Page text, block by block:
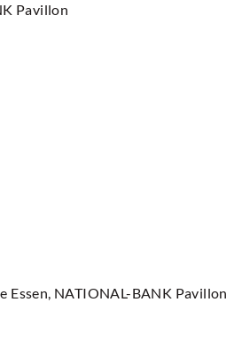
Pavillon
Essen, NATIONAL-BANK Pavillon